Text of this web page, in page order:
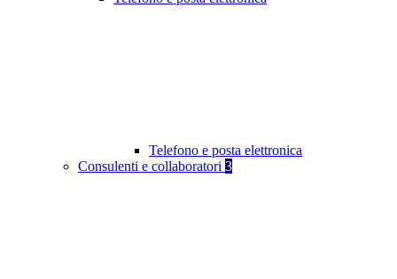
Telefono e posta elettronica
Consulenti e collaboratori 3